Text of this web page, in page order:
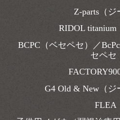
Z-parts（ジ
RIDOL titanium
BCPC（ベセペセ）／
セペセ
G4 Old & New（ジ
FLEA